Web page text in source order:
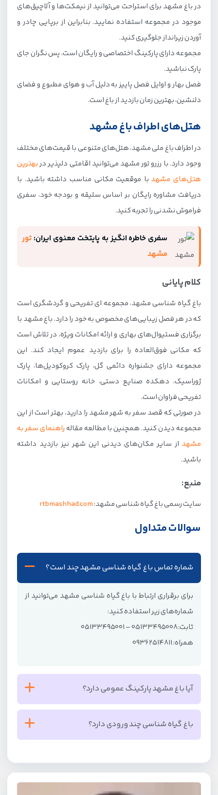
در باغ مشهد برای استراحت می‌توانید از نیمکت‌ها و آلاچیق‌های
موجود در مجموعه استفاده نمایید. بنابراین از برپایی چادر و
آوردن زیرانداز جلوگیری کنید.
مجموعه دارای پارکینگ اختصاصی و رایگان است، پس نگران جای
پارک نباشید.
فصل بهار و اوایل فصل پاییز به دلیل آب و هوای مطبوع و فضای
دلنشین، بهترین زمان بازدید از باغ است.
هتل‌های اطراف باغ مشهد
در اطراف باغ ملی مشهد، هتل‌های متنوعی با قیمت‌های مختلف
وجود دارد. با رزرو تور مشهد می‌توانید اقامتی دلپذیر دربهترین
هتل‌های مشهدبا موقعیت مکانی مناسب داشته باشید. با
دریافت مشاوره رایگان بر اساس سلیقه و بودجه خود، سفری
فراموش نشدنی را تجربه کنید.
سفری خاطره انگیز به پایتخت معنوی ایران: تور
مشهد
کلام پایانی
باغ گیاه شناسی مشهد، مجموعه ای تفریحی و گردشگری است
که در هر فصل زیبایی‌های مخصوص به خود را دارد. باغ مشهد با
برگزاری فستیوال‌های بهاری و ارائه امکانات ویژه، در تلاش است
که مکانی فوق‌العاده را برای بازدید عموم ایجاد کند. این
مجموعه دارای جشنواره دائمی گل، پارک کروکودیل‌ها، پارک
ژوراسیک، دهکده صنایع دستی، خانه روستایی و امکانات
تفریحی فراوان است.
در صورتی که قصد سفر به شهر مشهد را دارید، بهتر است از این
مجموعه دیدن کنید. همچنین با مطالعه مقالهراهنمای سفر به
مشهد از سایر مکان‌های دیدنی این شهر نیز بازدید داشته
باشید.
منبع:
سایت رسمی باغ گیاه شناسی مشهد:rtbmashhad.com
سوالات متداول
شماره تماس باغ گیاه شناسی مشهد چند است؟
برای برقراری ارتباط با باغ گیاه شناسی مشهد می‌توانید از
شماره‌های زیر استفاده کنید:
ثابت: 05133495008 – 05133495001
همراه: 09362514811
آیا باغ مشهد پارکینگ عمومی دارد؟
بله، این مجموعه دارای پارکینگ عمومی رایگان است که در
دسترس مهمانان قرار می‌گیرد.
باغ گیاه شناسی چند ورودی دارد؟
پروین اعتصامی 26 بوده که مختص کارکنان است. ورودی
دوم نیز بلوار جمهوی، بعد از پل غدیر بوده که برای ورود
بازدیدکنندگان است.